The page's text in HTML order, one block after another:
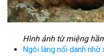
Hình ảnh từ miệng
Ngôi làng nổi danh nhờ